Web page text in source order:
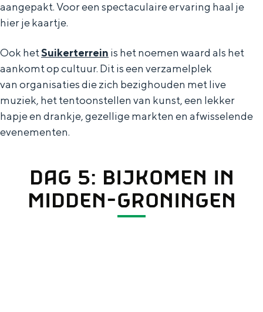
aangepakt. Voor een spectaculaire ervaring haal je
hier je kaartje.
Ook hetSuikerterrein is het noemen waard als het
aankomt op cultuur. Dit is een verzamelplek
van organisaties die zich bezighouden met live
muziek, het tentoonstellen van kunst, een lekker
hapje en drankje, gezellige markten en afwisselende
evenementen.
DAG 5: BIJKOMEN IN
MIDDEN-GRONINGEN